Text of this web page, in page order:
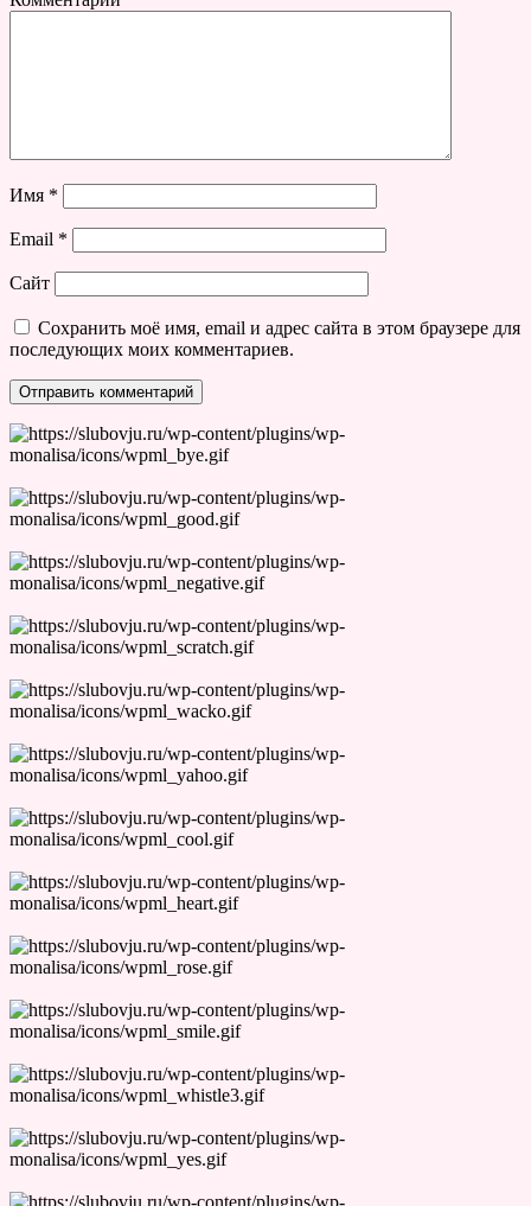
Имя *
Email *
Сайт
Сохранить моё имя, email и адрес сайта в этом браузере для
последующих моих комментариев.